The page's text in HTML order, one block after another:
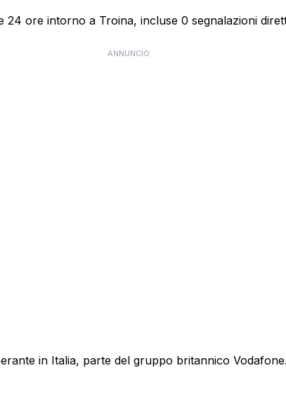
ore intorno a Troina, incluse 0 segnalazioni
ANNUNCIO
in Italia, parte del gruppo britannico